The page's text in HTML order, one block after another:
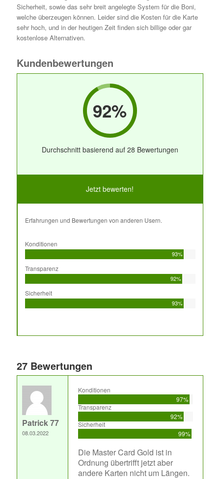
Sicherheit, sowie das sehr breit angelegte System für die Boni,
welche überzeugen können. Leider sind die Kosten für die Karte
sehr hoch, und in der heutigen Zeit finden sich billige oder gar
kostenlose Alternativen.
Kundenbewertungen
92%
Durchschnitt basierend auf 28 Bewertungen
Jetzt bewerten!
Erfahrungen und Bewertungen von anderen Usern.
Konditionen
93%
Transparenz
92%
Sicherheit
93%
27 Bewertungen
Patrick 77
08.03.2022
Konditionen
97%
Transparenz
92%
Sicherheit
99%
Die Master Card Gold ist in
Ordnung übertrifft jetzt aber
andere Karten nicht um Längen.